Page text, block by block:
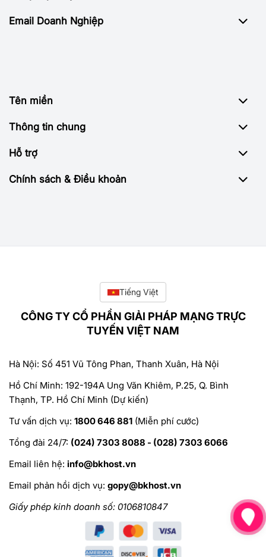
Email Doanh Nghiệp
Tên miền
Thông tin chung
Hỗ trợ
Chính sách & Điều khoản
Tiếng Việt
CÔNG TY CỔ PHẦN GIẢI PHÁP MẠNG TRỰC
TUYẾN VIỆT NAM
Hà Nội: Số 451 Vũ Tông Phan, Thanh Xuân, Hà Nội
Hồ Chí Minh: 192-194A Ung Văn Khiêm, P.25, Q. Bình
Thạnh, TP. Hồ Chí Minh (Dự kiến)
Tư vấn dịch vụ: 1800 646 881 (Miễn phí cước)
Tổng đài 24/7: (024) 7303 8088 - (028) 7303 6066
Email liên hệ: info@bkhost.vn
Email phản hồi dịch vụ: gopy@bkhost.vn
Giấy phép kinh doanh số: 0106810847